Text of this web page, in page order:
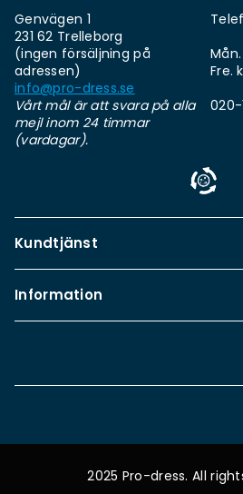
Genvägen 1
231 62 Trelleborg
(ingen försäljning på
adressen)
info@pro-dress.se
Vårt mål är att svara på alla
mejl inom 24 timmar
(vardagar).
Fre.
020-
Kundtjänst
Information
2025 Pro-dress. All